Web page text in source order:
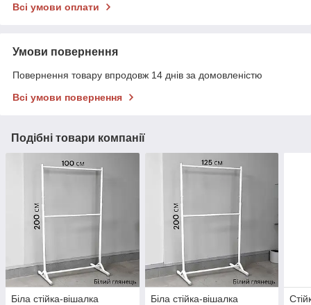
Всі умови оплати
Умови повернення
Повернення товару впродовж 14 днів за домовленістю
Всі умови повернення
Подібні товари компанії
Біла стійка-вішалка
Біла стійка-вішалка